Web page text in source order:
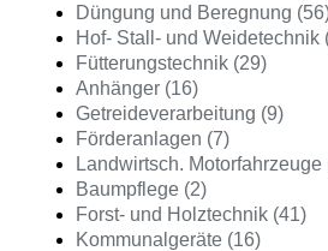
Düngung und Beregnung
Hof- Stall- und Weidetechnik
Fütterungstechnik (29)
Anhänger (16)
Getreideverarbeitung (9)
Förderanlagen (7)
Landwirtsch. Motorfahrzeuge
Baumpflege (2)
Forst- und Holztechnik (41)
Kommunalgeräte (16)